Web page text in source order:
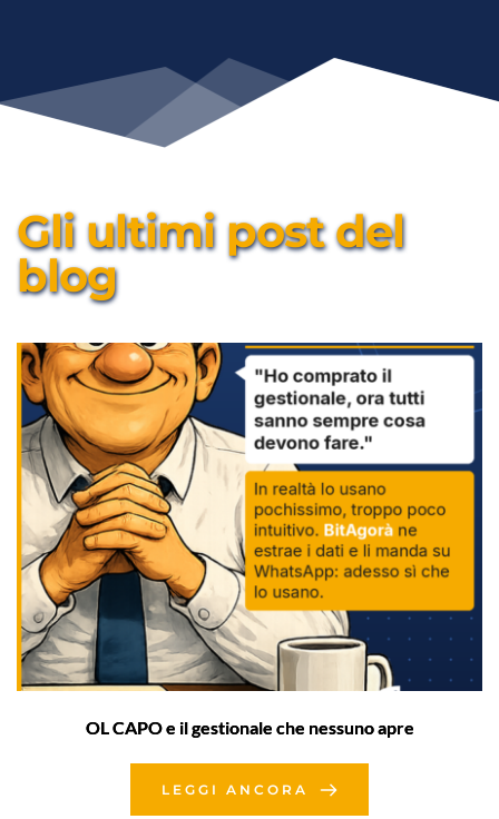
Gli ultimi post del
blog
OL CAPO e il gestionale che nessuno apre
LEGGI ANCORA